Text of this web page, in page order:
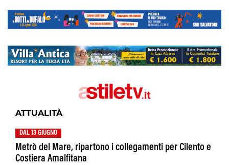
ATTUALITÀ
DAL 13 GIUGNO
Metrò del Mare, ripartono i collegamenti per Cilento e
Costiera Amalfitana